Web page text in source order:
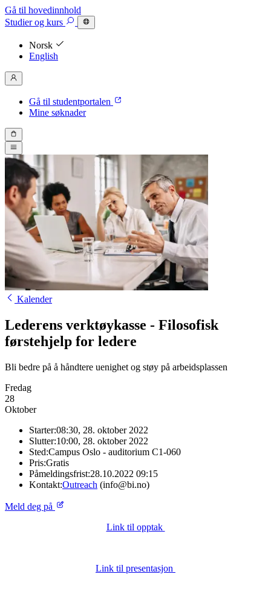
Gå til hovedinnhold
Studierog kurs
Norsk
English
Gå til studentportalen
Mine søknader
Kalender
Lederens verktøykasse - Filosofisk
førstehjelp for ledere
Bli bedre på å håndtere uenighet og støy på arbeidsplassen
Fredag
28
Oktober
Starter:08:30, 28. oktober 2022
Slutter:10:00, 28. oktober 2022
Sted:Campus Oslo - auditorium C1-060
Pris:Gratis
Påmeldingsfrist:28.10.2022 09:15
Kontakt:Outreach (info@bi.no)
Meld deg på
Link til opptak
Link til presentasjon